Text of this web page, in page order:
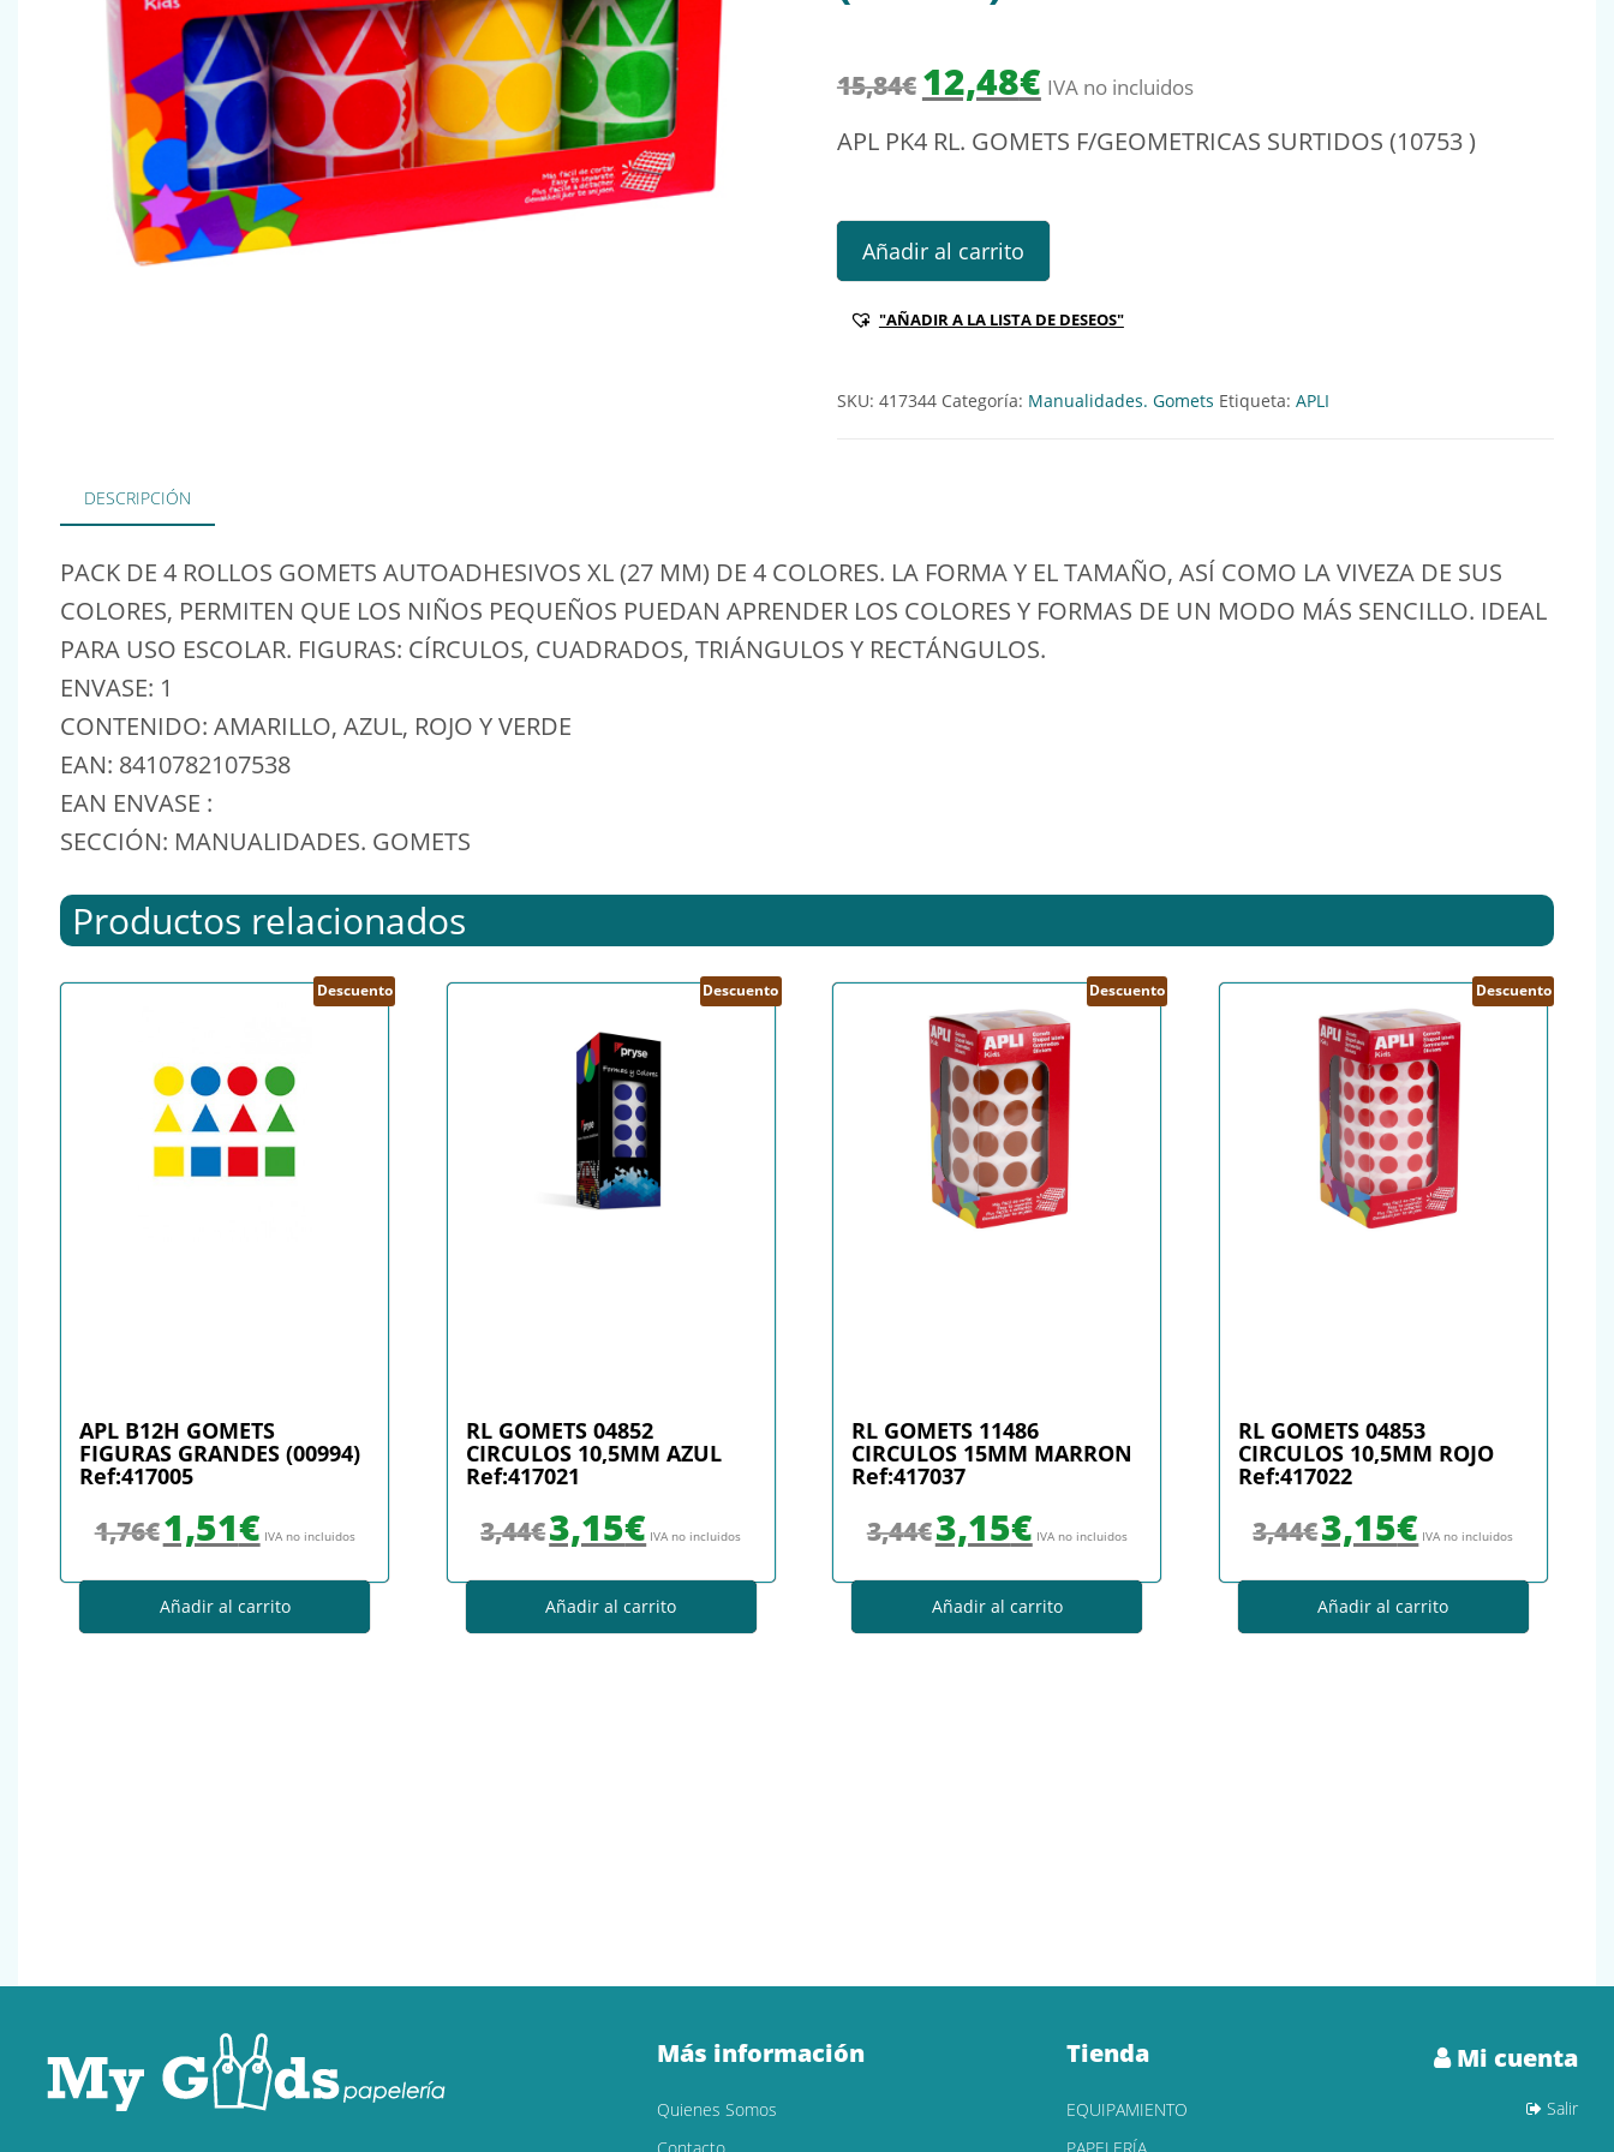
15,84€ El precio original era: 15,84€.
12,48€El precio actual es: 12,48€.
IVA no incluidos
APL PK4 RL. GOMETS F/GEOMETRICAS SURTIDOS (10753 )
APL PK4 RL. GOMETS F/GEOMETRICAS SURTIDOS (10753 ) Ref:417344 cantidad
Añadir al carrito
"AÑADIR A LA LISTA DE DESEOS"
SKU: 417344 Categoría: Manualidades. Gomets Etiqueta: APLI
DESCRIPCIÓN
PACK DE 4 ROLLOS GOMETS AUTOADHESIVOS XL (27 MM) DE 4 COLORES. LA FORMA Y EL TAMAÑO, ASÍ COMO LA VIVEZA DE SUS
COLORES, PERMITEN QUE LOS NIÑOS PEQUEÑOS PUEDAN APRENDER LOS COLORES Y FORMAS DE UN MODO MÁS SENCILLO. IDEAL
PARA USO ESCOLAR. FIGURAS: CÍRCULOS, CUADRADOS, TRIÁNGULOS Y RECTÁNGULOS.
ENVASE: 1
CONTENIDO: AMARILLO, AZUL, ROJO Y VERDE
EAN: 8410782107538
EAN ENVASE :
SECCIÓN: MANUALIDADES. GOMETS
Productos relacionados
Descuento
APL B12H GOMETS
FIGURAS GRANDES (00994)
Ref:417005
1,76€1,51€ IVA no incluidos
Añadir al carrito
Descuento
RL GOMETS 04852
CIRCULOS 10,5MM AZUL
Ref:417021
3,44€3,15€ IVA no incluidos
Añadir al carrito
Descuento
RL GOMETS 11486
CIRCULOS 15MM MARRON
Ref:417037
3,44€3,15€ IVA no incluidos
Añadir al carrito
Descuento
RL GOMETS 04853
CIRCULOS 10,5MM ROJO
Ref:417022
3,44€3,15€ IVA no incluidos
Añadir al carrito
Más información
Quienes Somos
Tienda
EQUIPAMIENTO
Mi cuenta
Salir